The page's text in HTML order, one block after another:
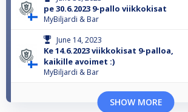
pe 30.6.2023 9-pallo viikkokisat
MyBiljardi & Bar
June 14, 2023
Ke 14.6.2023 viikkokisat 9-palloa,
kaikille avoimet :)
MyBiljardi & Bar
SHOW MORE